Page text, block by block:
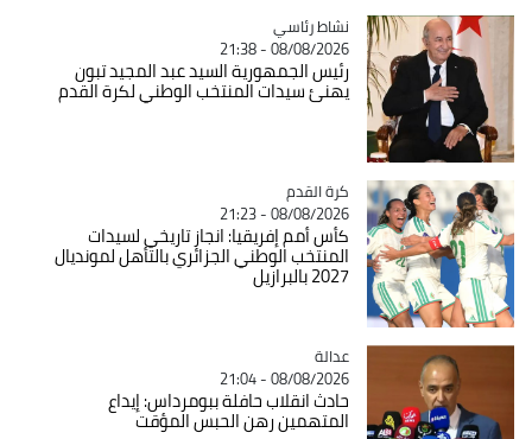
Catégorie
نشاط رئاسي
08/08/2026 - 21:38
رئيس الجمهورية السيد عبد المجيد تبون
يهنئ سيدات المنتخب الوطني لكرة القدم
Catégorie
كرة القدم
08/08/2026 - 21:23
كأس أمم إفريقيا: انجاز تاريخي لسيدات
المنتخب الوطني الجزائري بالتأهل لمونديال
2027 بالبرازيل
Catégorie
عدالة
08/08/2026 - 21:04
حادث انقلاب حافلة ببومرداس: إيداع
المتهمين رهن الحبس المؤقت